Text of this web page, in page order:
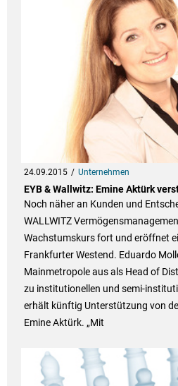
24.09.2015 Unternehmen
EYB & Wallwitz: Emine Aktürk
Noch näher an Kunden und
WALLWITZ
Wachstumskurs fort und eröffnet
Frankfurter Westend. Eduardo
Mainmetropole aus als Head of
zu institutionellen und semi-
erhält künftig Unterstützung von
Emine Aktürk. „Mit